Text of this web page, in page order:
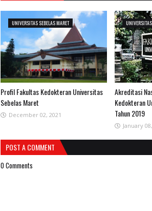
UNIVERSITAS SEBELAS MARET
Profil Fakultas Kedokteran Universitas
Sebelas Maret
December 02, 2021
Akreditasi
Kedokteran
Tahun 2019
January
POST A COMMENT
0 Comments